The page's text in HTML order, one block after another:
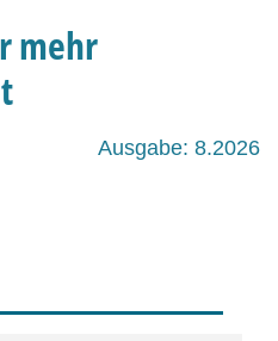
mehr
Ausgabe: 8.2026